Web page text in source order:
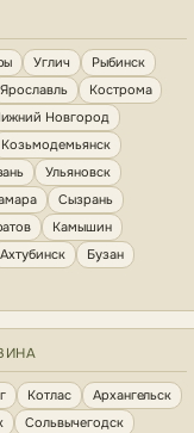
Углич
Рыбинск
Ярославль
Кострома
Новгород
Козьмодемьянск
Ульяновск
Сызрань
Камышин
Ахтубинск
Бузан
Котлас
Архангельск
Сольвычегодск